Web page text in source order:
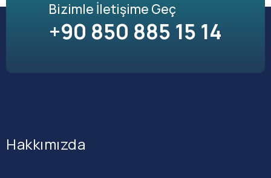
Bizimle İletişime Geç
+90 850 885 15 14
Hakkımızda